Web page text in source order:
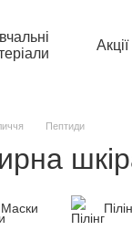
Акції
Пептиди
Маски